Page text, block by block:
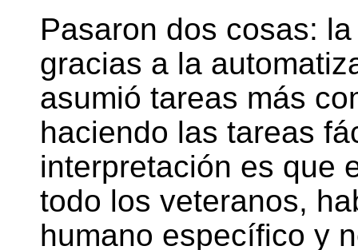
Pasaron dos cosas:
gracias a la
asumió tareas más
haciendo las tareas
interpretación es que
todo los veteranos,
humano específico y